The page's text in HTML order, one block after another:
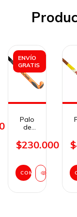
ENVÍO
GRATIS
Palo
de
Reves
Vertigo
Naranja
Fluo
MidBow
$230.000
COMPRAR